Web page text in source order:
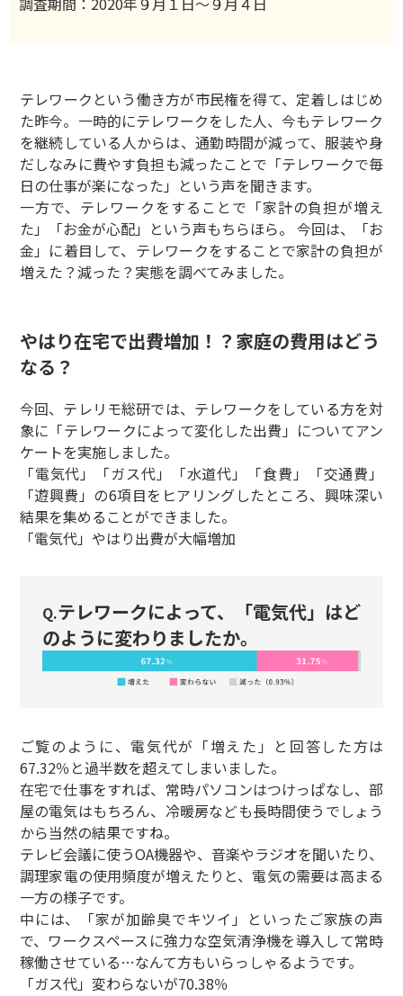
テレワークという働き方が市民権を得て、定着しはじめ
た昨今。一時的にテレワークをした人、今もテレワーク
を継続している人からは、通勤時間が減って、服装や身
だしなみに費やす負担も減ったことで「テレワークで毎
日の仕事が楽になった」という声を聞きます。
一方で、テレワークをすることで「家計の負担が増え
た」「お金が心配」という声もちらほら。 今回は、「お
金」に着目して、テレワークをすることで家計の負担が
増えた？減った？実態を調べてみました。
やはり在宅で出費増加！？家庭の費用はどう
なる？
今回、テレリモ総研では、テレワークをしている方を対
象に「テレワークによって変化した出費」についてアン
ケートを実施しました。
「電気代」「ガス代」「水道代」「食費」「交通費」
「遊興費」の6項目をヒアリングしたところ、興味深い
結果を集めることができました。
「電気代」やはり出費が大幅増加
Q.テレワークによって、「電気代」はど
のように変わりましたか。
ご覧のように、電気代が「増えた」と回答した方は
67.32％と過半数を超えてしまいました。
在宅で仕事をすれば、常時パソコンはつけっぱなし、部
屋の電気はもちろん、冷暖房なども長時間使うでしょう
から当然の結果ですね。
テレビ会議に使うOA機器や、音楽やラジオを聞いたり、
調理家電の使用頻度が増えたりと、電気の需要は高まる
一方の様子です。
中には、「家が加齢臭でキツイ」といったご家族の声
で、ワークスペースに強力な空気清浄機を導入して常時
稼働させている…なんて方もいらっしゃるようです。
「ガス代」変わらないが70.38％